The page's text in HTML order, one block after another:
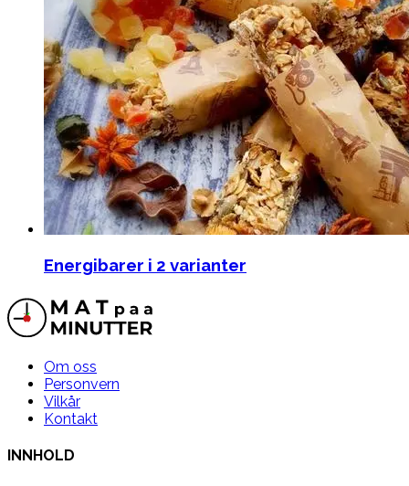
Energibarer i 2 varianter
Om oss
Personvern
Vilkår
Kontakt
INNHOLD